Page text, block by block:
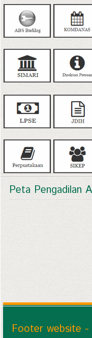
Peta Pengadilan
Footer website -